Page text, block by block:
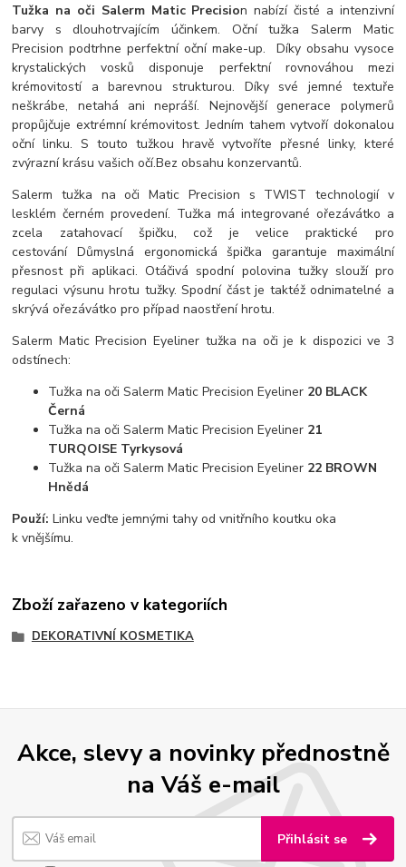
Tužka na oči Salerm Matic Precision nabízí čisté a intenzivní
barvy s dlouhotrvajícím účinkem. Oční tužka Salerm Matic
Precision podtrhne perfektní oční make-up. Díky obsahu vysoce
krystalických vosků disponuje perfektní rovnováhou mezi
krémovitostí a barevnou strukturou. Díky své jemné textuře
neškrábe, netahá ani nepráší. Nejnovější generace polymerů
propůjčuje extrémní krémovitost. Jedním tahem vytvoří dokonalou
oční linku. S touto tužkou hravě vytvoříte přesné linky, které
zvýrazní krásu vašich očí.Bez obsahu konzervantů.
Salerm tužka na oči Matic Precision s TWIST technologií v
lesklém černém provedení. Tužka má integrované ořezávátko a
zcela zatahovací špičku, což je velice praktické pro
cestování Důmyslná ergonomická špička garantuje maximální
přesnost při aplikaci. Otáčivá spodní polovina tužky slouží pro
regulaci výsunu hrotu tužky. Spodní část je taktéž odnimatelné a
skrývá ořezávátko pro případ naostření hrotu.
Salerm Matic Precision Eyeliner tužka na oči je k dispozici ve 3
odstínech:
Tužka na oči Salerm Matic Precision Eyeliner 20 BLACK
Černá
Tužka na oči Salerm Matic Precision Eyeliner 21
TURQOISE Tyrkysová
Tužka na oči Salerm Matic Precision Eyeliner 22 BROWN
Hnědá
Použí:Linku veďte jemnými tahy od vnitřního koutku oka
k vnějšímu.
Zboží zařazeno v kategoriích
DEKORATIVNÍ KOSMETIKA
Akce, slevy a novinky přednostně
na Váš e-mail
Přihlásit se